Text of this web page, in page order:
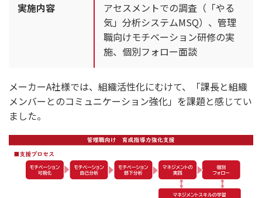
実施内容
アセスメントでの調査（「やる
気」分析システムMSQ）、管理
職向けモチベーション研修の実
施、個別フォロー面談
メーカーA社様では、組織活性化にむけて、「課長と組織
メンバーとのコミュニケーション強化」を課題と感じてい
ました。